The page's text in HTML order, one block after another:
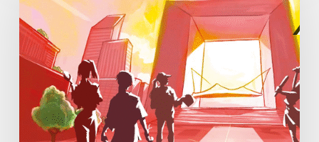
Défense
lance
«
Disparition
Défense